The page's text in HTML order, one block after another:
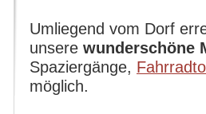
Umliegend vom Dorf
unsere wunderschöne
Spaziergänge,
möglich.